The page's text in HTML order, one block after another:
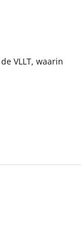
VLLT, waarin